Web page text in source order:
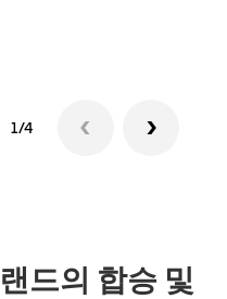
1/4
드의 합승 및